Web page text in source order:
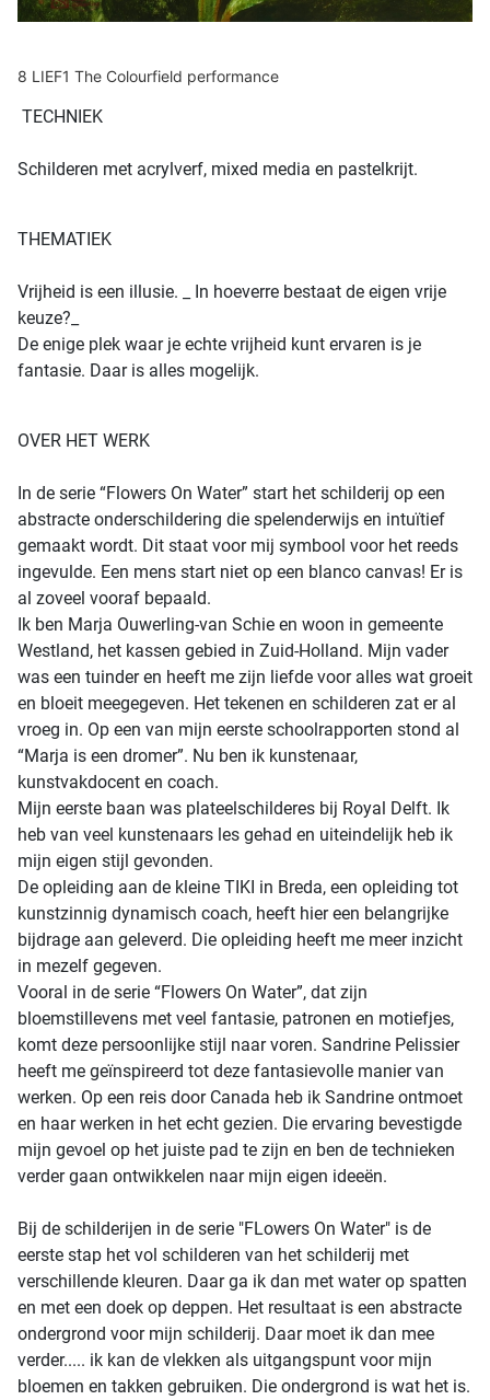
8 LIEF1 The Colourfield performance
TECHNIEK
Schilderen met acrylverf, mixed media en pastelkrijt.
THEMATIEK
Vrijheid is een illusie. _ In hoeverre bestaat de eigen vrije
keuze?_
De enige plek waar je echte vrijheid kunt ervaren is je
fantasie. Daar is alles mogelijk.
OVER HET WERK
In de serie “Flowers On Water” start het schilderij op een
abstracte onderschildering die spelenderwijs en intuïtief
gemaakt wordt. Dit staat voor mij symbool voor het reeds
ingevulde. Een mens start niet op een blanco canvas! Er is
al zoveel vooraf bepaald.
Ik ben Marja Ouwerling-van Schie en woon in gemeente
Westland, het kassen gebied in Zuid-Holland. Mijn vader
was een tuinder en heeft me zijn liefde voor alles wat groeit
en bloeit meegegeven. Het tekenen en schilderen zat er al
vroeg in. Op een van mijn eerste schoolrapporten stond al
“Marja is een dromer”. Nu ben ik kunstenaar,
kunstvakdocent en coach.
Mijn eerste baan was plateelschilderes bij Royal Delft. Ik
heb van veel kunstenaars les gehad en uiteindelijk heb ik
mijn eigen stijl gevonden.
De opleiding aan de kleine TIKI in Breda, een opleiding tot
kunstzinnig dynamisch coach, heeft hier een belangrijke
bijdrage aan geleverd. Die opleiding heeft me meer inzicht
in mezelf gegeven.
Vooral in de serie “Flowers On Water”, dat zijn
bloemstillevens met veel fantasie, patronen en motiefjes,
komt deze persoonlijke stijl naar voren. Sandrine Pelissier
heeft me geïnspireerd tot deze fantasievolle manier van
werken. Op een reis door Canada heb ik Sandrine ontmoet
en haar werken in het echt gezien. Die ervaring bevestigde
mijn gevoel op het juiste pad te zijn en ben de technieken
verder gaan ontwikkelen naar mijn eigen ideeën.
Bij de schilderijen in de serie "FLowers On Water" is de
eerste stap het vol schilderen van het schilderij met
verschillende kleuren. Daar ga ik dan met water op spatten
en met een doek op deppen. Het resultaat is een abstracte
ondergrond voor mijn schilderij. Daar moet ik dan mee
verder..... ik kan de vlekken als uitgangspunt voor mijn
bloemen en takken gebruiken. Die ondergrond is wat het is.